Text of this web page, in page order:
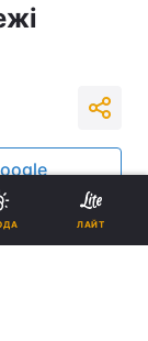
Реклама
ЛАЙТ